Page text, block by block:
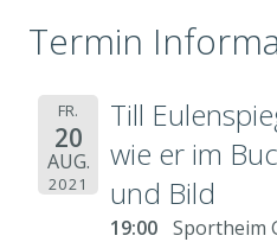
Termin
FR.
20
AUG.
2021
Till
wie er im
und Bild
19:00 Sportheim